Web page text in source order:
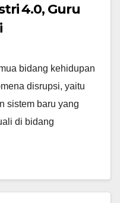
4.0, Guru
bidang kehidupan
disrupsi, yaitu
sistem baru yang
di bidang